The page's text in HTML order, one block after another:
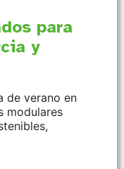
para
y
de verano en
modulares